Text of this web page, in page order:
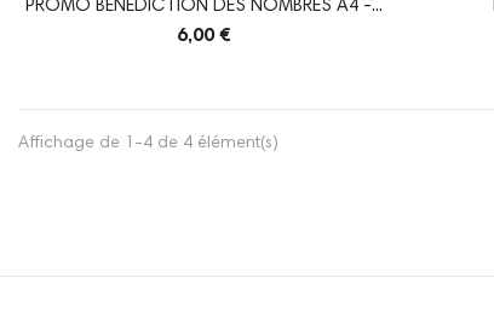
PROMO BÉNÉDICTION DES NOMBRES A4 -...
6,00 €
Affichage de 1-4 de 4 élément(s)